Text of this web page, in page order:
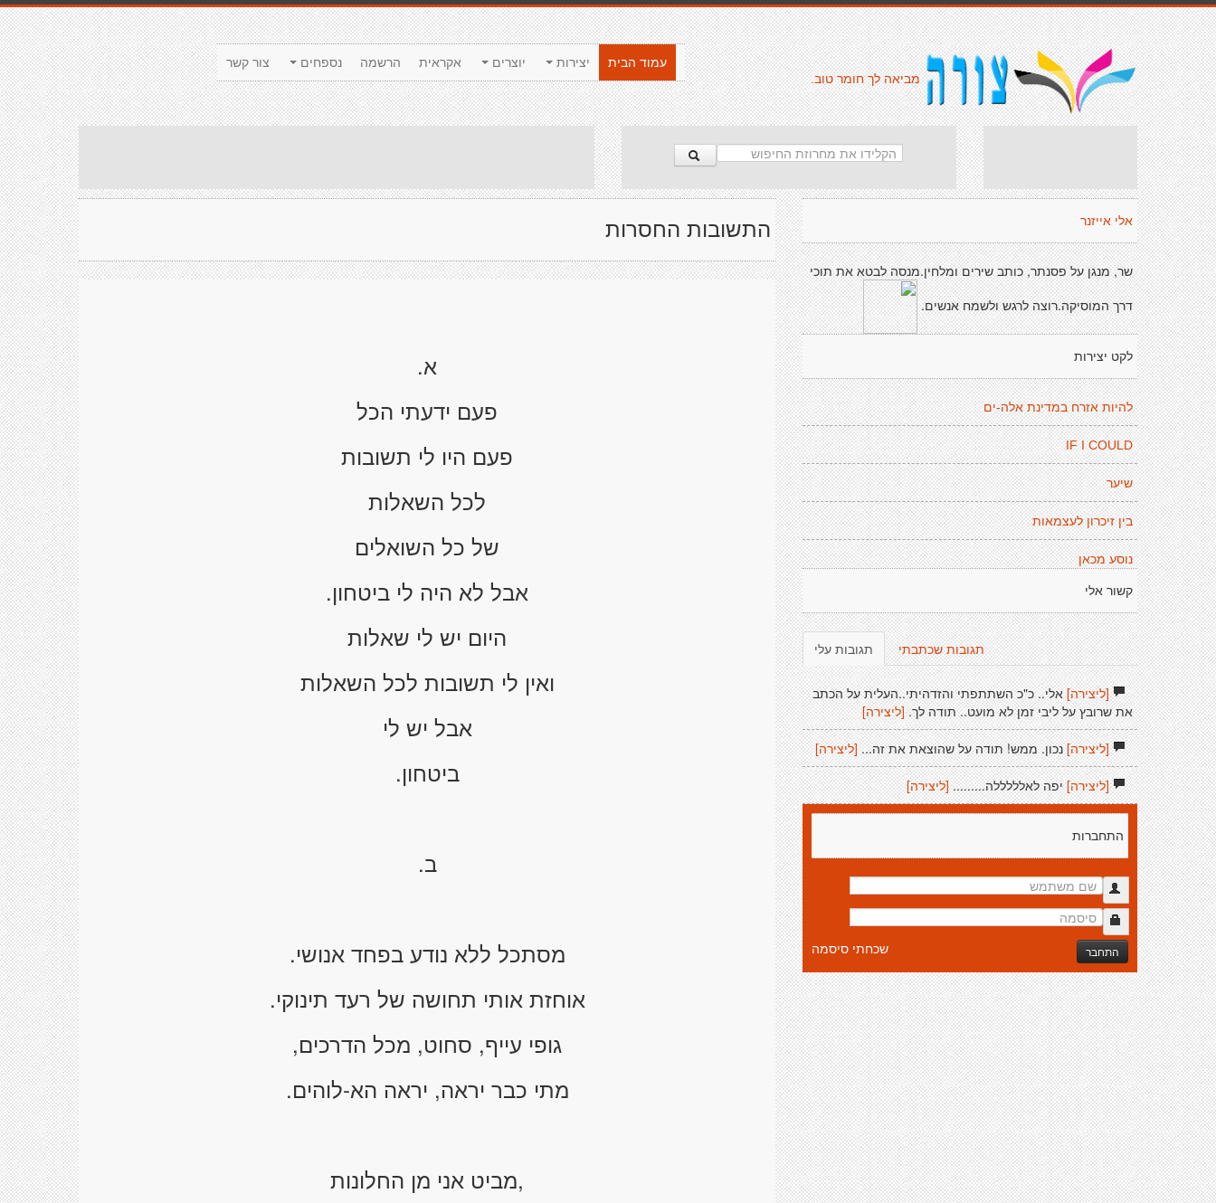
צור קשר נספחים הרשמה אקראית יוצרים יצירות
עמוד הבית
מביאה לך חומר טוב.
התשובות החסרות
א.
פעם ידעתי הכל
פעם היו לי תשובות
לכל השאלות
של כל השואלים
אבל לא היה לי ביטחון.
היום יש לי שאלות
ואין לי תשובות לכל השאלות
אבל יש לי
ביטחון.
ב.
מסתכל ללא נודע בפחד אנושי.
אוחזת אותי תחושה של רעד תינוקי.
גופי עייף, סחוט, מכל הדרכים,
מתי כבר יראה, יראה הא-לוהים.
,מביט אני מן החלונות
אלי אייזנר
שר, מנגן על פסנתר, כותב שירים ומלחין.מנסה לבטא את תוכי
דרך המוסיקה.רוצה לרגש ולשמח אנשים.
לקט יצירות
להיות אזרח במדינת אלה-ים
IF I COULD
שיער
בין זיכרון לעצמאות
נוסע מכאן
קשור אלי
תגובות עלי תגובות שכתבתי
[ליצירה]אלי.. כ"כ השתתפתי והזדהיתי..העלית על הכתב
את שרובץ על ליבי זמן לא מועט.. תודה לך. [ליצירה]
[ליצירה]נכון. ממש! תודה על שהוצאת את זה... [ליצירה]
[ליצירה]יפה לאלללללה.........[ליצירה]
התחברות
התחבר שכחתי סיסמה